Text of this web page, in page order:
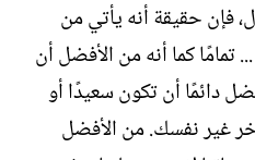
فإن حقيقة أنه يأتي من
كما أنه من الأفضل أن
دائمًا أن تكون سعيدًا أو
غير نفسك. من الأفضل